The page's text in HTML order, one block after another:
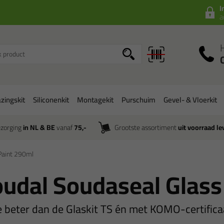
Siliconenkit Montagekit Purschuim Gevel- & Vloerkit
in NL & BEvanaf75,- Grootste assortimentuit voorraad
290ml
Soudaseal
beter dan de Glaskit TS én met KOMO-